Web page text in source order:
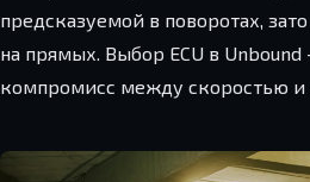
предсказуемой в поворотах,
на прямых. Выбор ECU в
компромисс между скоростью и